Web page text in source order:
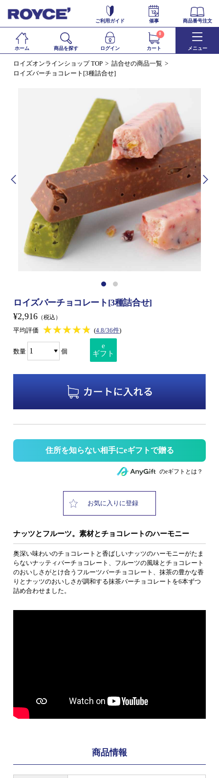
ご利用ガイド 催事 商品番号注文
ホーム 商品を探す ログイン カート
0
メニュー
ロイズオンラインショップ TOP
詰合せの商品一覧
ロイズバーチョコレート[3種詰合せ]
ロイズバーチョコレート[3種詰合せ]
¥2,916 （税込）
平均評価 ★★★★★
★★★★★ (4.8/36件)
数量 個
e
ギフト
住所を知らない相手にeギフトで贈る
のeギフトとは？
お気に入りに登録
ナッツとフルーツ。素材とチョコレートのハーモニー
奥深い味わいのチョコレートと香ばしいナッツのハーモニーがたま
らないナッティバーチョコレート、フルーツの風味とチョコレート
のおいしさがとけ合うフルーツバーチョコレート、抹茶の豊かな香
りとナッツのおいしさが調和する抹茶バーチョコレートを6本ずつ
詰め合わせました。
商品情報